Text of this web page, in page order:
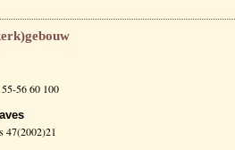
56 60 100
47(2002)21